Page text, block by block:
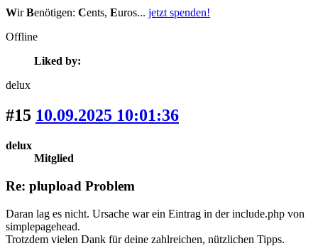
WirBenötigen: Cents, Euros... jetzt spenden!
Offline
Liked by:
delux
#15 10.09.2025 10:01:36
delux
Mitglied
Re: plupload Problem
Daran lag es nicht. Ursache war ein Eintrag in der include.php von
simplepagehead.
Trotzdem vielen Dank für deine zahlreichen, nützlichen Tipps.